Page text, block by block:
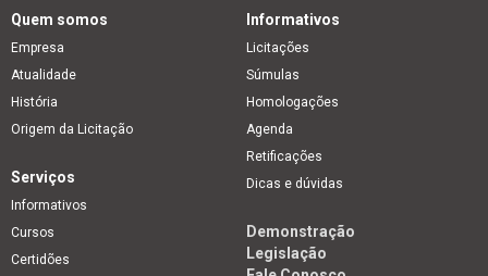
Quem somos
Empresa
Atualidade
História
Origem da Licitação
Informativos
Licitações
Súmulas
Homologações
Agenda
Retificações
Dicas e dúvidas
Serviços
Informativos
Cursos
Certidões
Demonstração
Legislação